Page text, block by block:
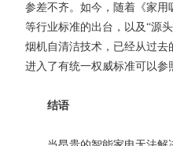
参差不齐。如今，随着《家用
等行业标准的出台，以及“源
烟机自清洁技术，已经从过去
进入了有统一权威标准可以参
结语